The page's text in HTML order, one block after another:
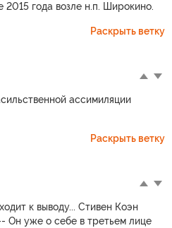
года возле н.п. Широкино.
Раскрыть ветку
ассимиляции
Раскрыть ветку
к выводу... Стивен Коэн
Он уже о себе в третьем лице